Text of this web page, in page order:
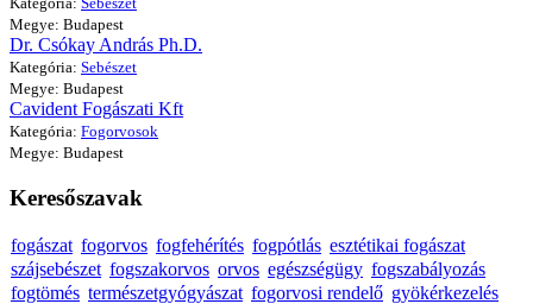
Megye: Budapest
Dr. Csókay András Ph.D.
Kategória: Sebészet
Megye: Budapest
Cavident Fogászati Kft
Kategória: Fogorvosok
Megye: Budapest
Keresőszavak
fogászat fogorvos fogfehérítés fogpótlás esztétikai fogászat
szájsebészet fogszakorvos orvos egészségügy fogszabályozás
fogtömés természetgyógyászat fogorvosi rendelő gyökérkezelés